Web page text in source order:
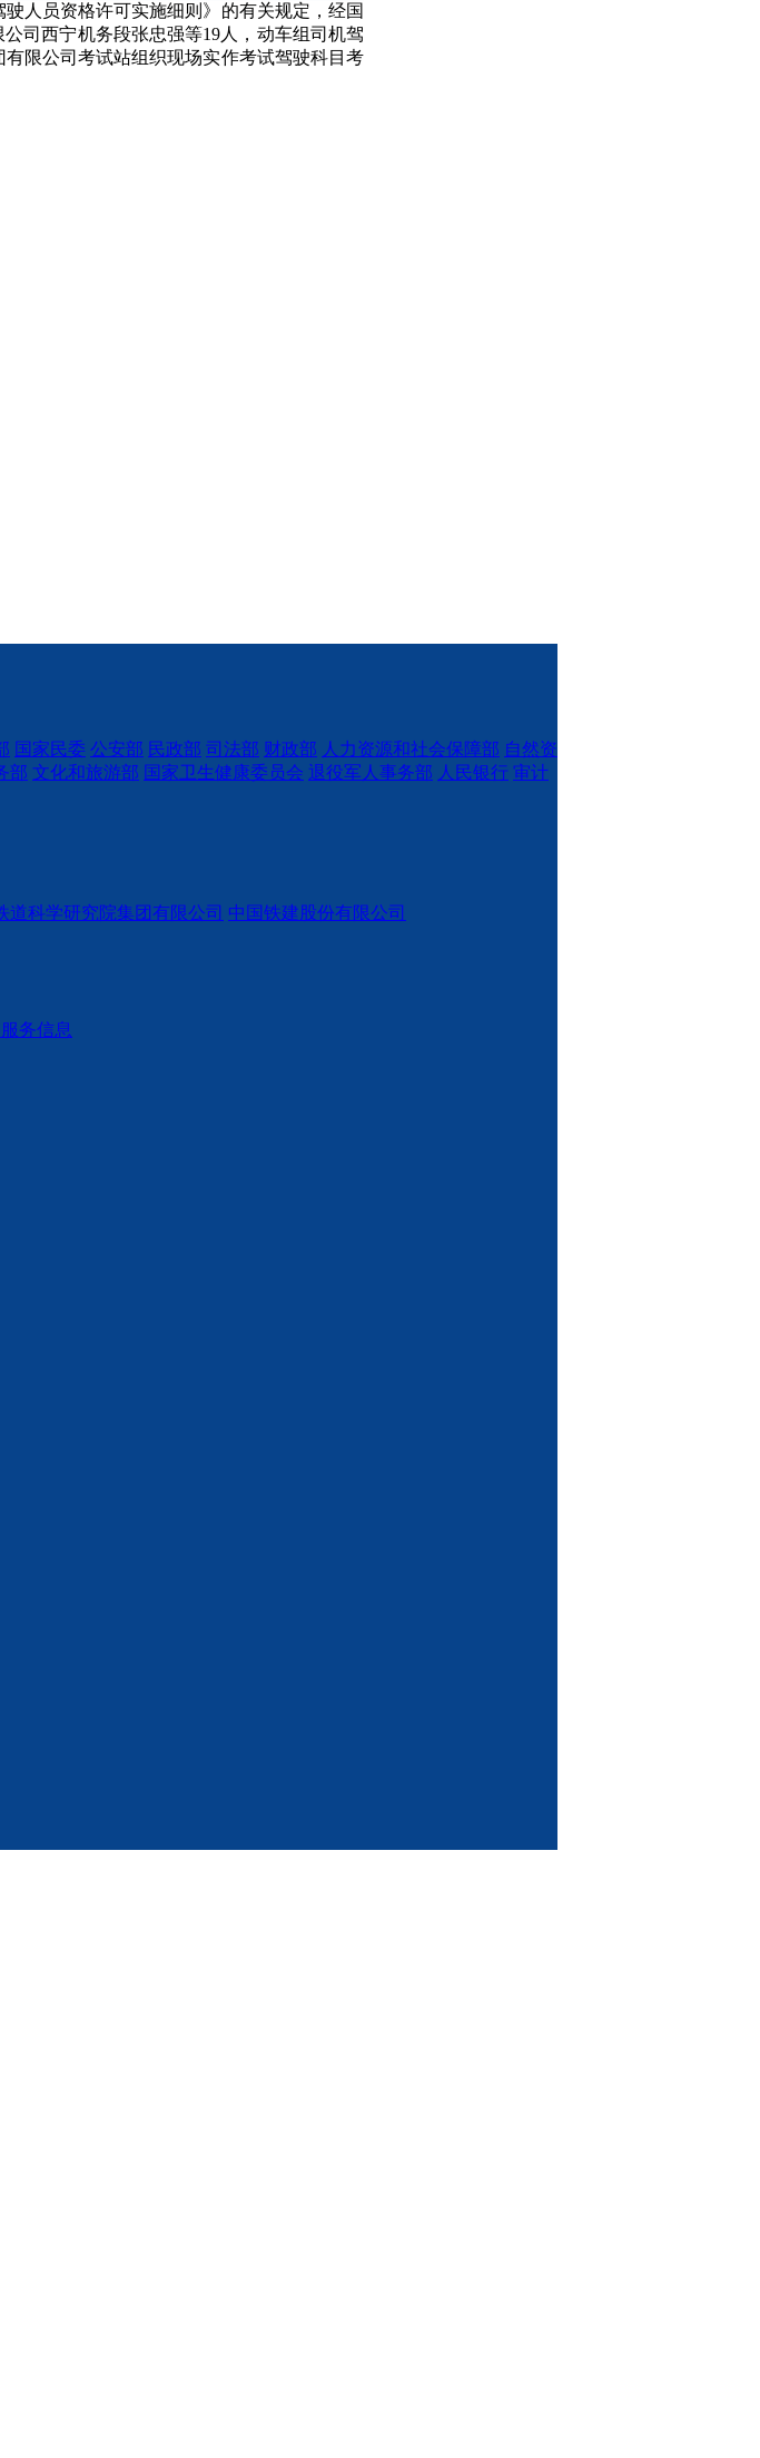
人员资格许可实施细则》的有关规定，经国
司西宁机务段张忠强等19人，动车组司机驾
限公司考试站组织现场实作考试驾驶科目考
国家民委 公安部 民政部 司法部 财政部 人力资源和社会保障部 自然资
部 文化和旅游部 国家卫生健康委员会 退役军人事务部 人民银行 审计
道科学研究院集团有限公司 中国铁建股份有限公司
务信息